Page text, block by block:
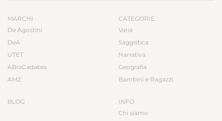
MARCHI
De Agostini
DeA
UTET
ABraCadabra
AMZ
BLOG
CATEGORIE
Varia
Saggistica
Narrativa
Geografia
Bambini e Ragazzi
INFO
Chi siamo